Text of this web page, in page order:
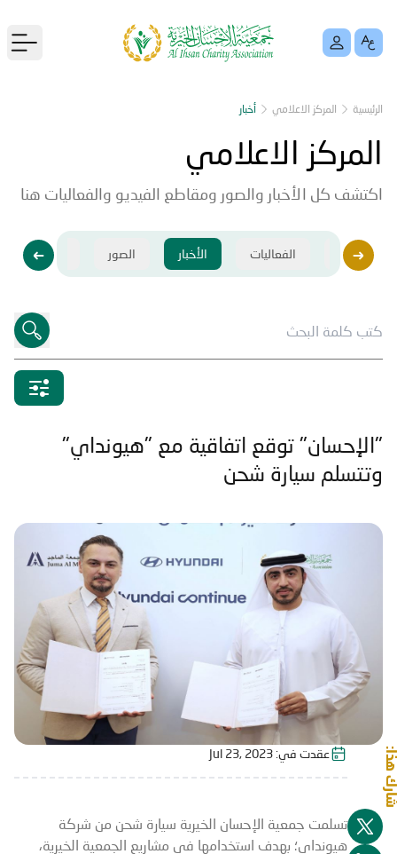
الرئيسية المركز الاعلامي أخبار
المركز الاعلامي
اكتشف كل الأخبار والصور ومقاطع الفيديو والفعاليات هنا
فيديو الفعاليات الأخبار الصور فيديو
"الإحسان" توقع اتفاقية مع "هيونداي"
وتتسلم سيارة شحن
شارك هذا: عقدت في: Jul 23, 2023
تسلمت جمعية الإحسان الخيرية سيارة شحن من شركة
هيونداي؛ بهدف استخدامها في مشاريع الجمعية الخيرية،